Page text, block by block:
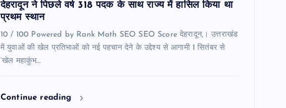
देहरादून ने पिछले वर्ष 318 पदक के साथ राज्य में हासिल किया था
प्रथम स्थान
10 / 100 Powered by Rank Math SEO SEO Score देहरादून,। उत्तराखंड
में युवाओं की खेल प्रतिभाओं को नई पहचान देने के उद्देश्य से आगामी 1 सितंबर से
‘खेल महाकुंभ…
Continue reading